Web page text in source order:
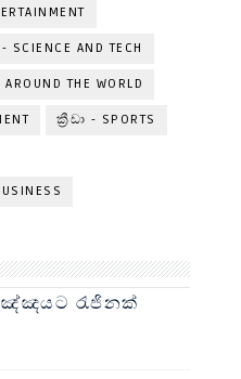
AND TECH
THE WORLD
ක්‍රීඩා - SPORTS
රැජිනක්